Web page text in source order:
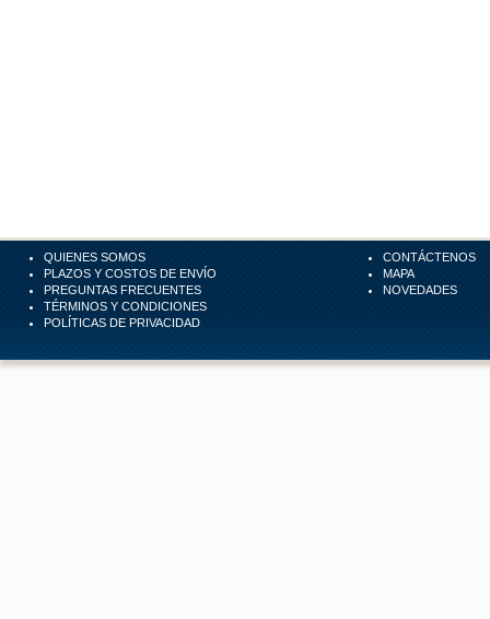
QUIENES SOMOS
PLAZOS Y COSTOS DE ENVÍO
PREGUNTAS FRECUENTES
TÉRMINOS Y CONDICIONES
POLÍTICAS DE PRIVACIDAD
CONTÁCTENOS
MAPA
NOVEDADES